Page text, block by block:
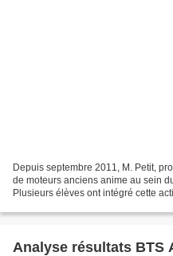
Depuis septembre 2011, M. Petit,
de moteurs anciens anime au sein
Plusieurs élèves ont intégré cette
Analyse résultats BTS